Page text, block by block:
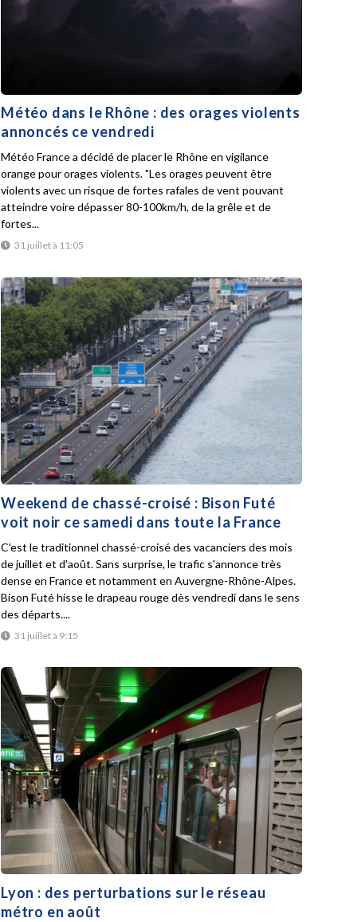
Météo dans le Rhône : des orages violents
annoncés ce vendredi
31 juillet à 11:05
Météo France a décidé de placer le Rhône en vigilance
orange pour orages violents. "Les orages peuvent être
violents avec un risque de fortes rafales de vent pouvant
atteindre voire dépasser 80-100km/h, de la grêle et de
fortes...
Weekend de chassé-croisé : Bison Futé
voit noir ce samedi dans toute la France
31 juillet à 9:15
C'est le traditionnel chassé-croisé des vacanciers des mois
de juillet et d'août. Sans surprise, le trafic s'annonce très
dense en France et notamment en Auvergne-Rhône-Alpes.
Bison Futé hisse le drapeau rouge dès vendredi dans le sens
des départs....
Lyon : des perturbations sur le réseau
métro en août